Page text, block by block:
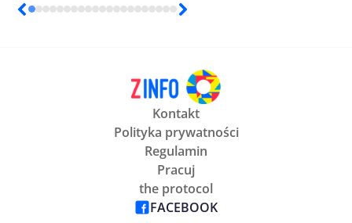
Kontakt
Polityka prywatności
Regulamin
Pracuj
the protocol
FACEBOOK